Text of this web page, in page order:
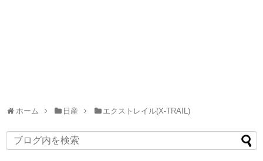
ホーム 日産 エクストレイル(X-TRAIL)